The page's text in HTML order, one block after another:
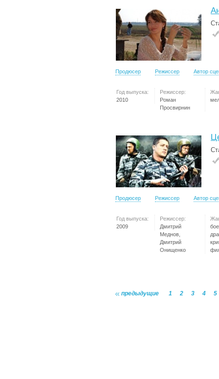
Продюсер Режиссер Автор
Год выпуска:
2010
Режиссер:
Роман
Просвирнин
Продюсер Режиссер Автор
Год выпуска:
2009
Режиссер:
Дмитрий
Меднов,
Дмитрий
Онищенко
предыдущие 1 2 3 4 5